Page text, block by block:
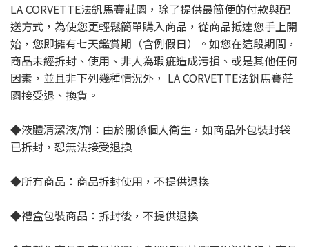
LA CORVETTE法釩馬賽莊園，除了提供最簡便的付款與配
送方式，為使您更輕鬆簡單購入商品，從商品抵達您手上開
始，您即擁有七天鑑賞期（含例假日）。如您在這段期間，
商品未經拆封、使用、非人為瑕疵造成污損、或是其他任何
因素，並且非下列幾種情況外， LA CORVETTE法釩馬賽莊
園接受退、換貨。
◆液體清潔液/劑：由於關係個人衛生，如商品外包裝封袋
已拆封，恕無法接受退換
◆所有商品：商品拆封使用，不提供退換
◆禮盒包裝商品：拆封後，不提供退換